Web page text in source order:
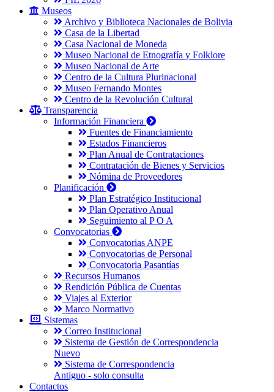
Museos
Archivo y Biblioteca Nacionales de Bolivia
Casa de la Libertad
Casa Nacional de Moneda
Museo Nacional de Etnografía y Folklore
Museo Nacional de Arte
Centro de la Cultura Plurinacional
Museo Fernando Montes
Centro de la Revolución Cultural
Transparencia
Información Financiera
Fuentes de Financiamiento
Estados Financieros
Plan Anual de Contrataciones
Contratación de Bienes y Servicios
Nómina de Proveedores
Planificación
Plan Estratégico Institucional
Plan Operativo Anual
Seguimiento al P O A
Convocatorias
Convocatorias ANPE
Convocatorias de Personal
Convocatoria Pasantías
Recursos Humanos
Rendición Pública de Cuentas
Viajes al Exterior
Marco Normativo
Sistemas
Correo Institucional
Sistema de Gestión de Correspondencia
Nuevo
Sistema de Correspondencia
Antiguo - solo consulta
Contactos